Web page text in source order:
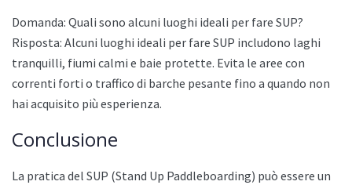
Domanda: Quali sono alcuni luoghi ideali per fare SUP?
Risposta: Alcuni luoghi ideali per fare SUP includono laghi
tranquilli, fiumi calmi e baie protette. Evita le aree con
correnti forti o traffico di barche pesante fino a quando non
hai acquisito più esperienza.
Conclusione
La pratica del SUP (Stand Up Paddleboarding) può essere un